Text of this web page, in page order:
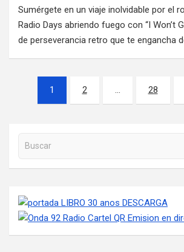
Sumérgete en un viaje inolvidable por el
Radio Days abriendo fuego con “I Won’t
de perseverancia retro que te engancha
Paginación de entradas
1 2 … 28
Buscar en la web